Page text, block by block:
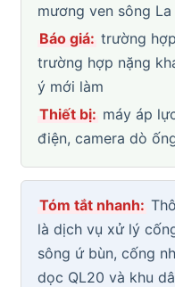
mương ven sông
Báo giá: trường
trường hợp nặng
ý mới làm
Thiết bị: máy áp
điện, camera dò
Tóm tắt nhanh:
là dịch vụ xử lý
sông ứ bùn, cống
dọc QL20 và khu